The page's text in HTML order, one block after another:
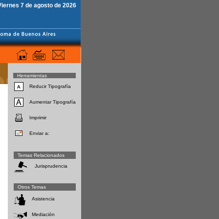
7 de agosto de 2026
Herramientas
Reducir Tipografía
Aumentar Tipografía
Imprimir
Enviar a:
Temas Relacionados
Jurisprudencia
Otros Temas
Asistencia
Mediación